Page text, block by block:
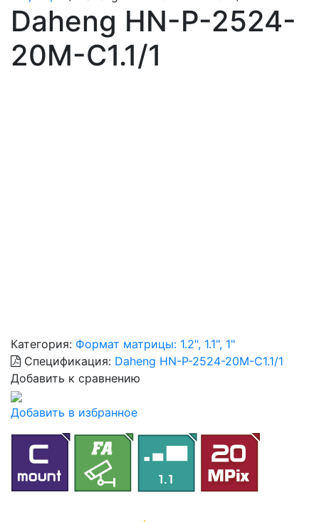
Daheng HN-P-2524-
20M-C1.1/1
Категория: Формат матрицы: 1.2", 1.1", 1"
Спецификация: Daheng HN-P-2524-20M-C1.1/1
Добавить к сравнению
Добавить в избранное